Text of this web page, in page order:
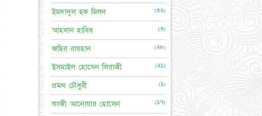
ইমদাদুল হক মিলন (৩২)
আহসান হাবিব (৩)
জহির রায়হান (২৮)
ইসমাইল হোসেন সিরাজী (২১)
প্রমথ চৌধুরী (১)
কাজী আনোয়ার হোসেন (১৭)